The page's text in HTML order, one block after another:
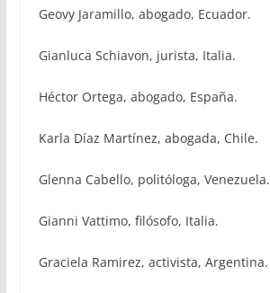
Geovy Jaramillo, abogado, Ecuador.
Gianluca Schiavon, jurista, Italia.
Héctor Ortega, abogado, España.
Karla Díaz Martínez, abogada, Chile.
Glenna Cabello, politóloga, Venezuela.
Gianni Vattimo, filósofo, Italia.
Graciela Ramirez, activista, Argentina.